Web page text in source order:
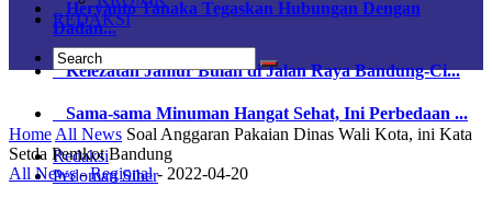
Heryanto Tanaka Tegaskan Hubungan Dengan
Dadan...
Kelezatan Jamur Bulan di Jalan Raya Bandung-Ci...
Sama-sama Minuman Hangat Sehat, Ini Perbedaan ...
Redaksi
Pedoman Siber
REDAKSI
Home All News Soal Anggaran Pakaian Dinas Wali Kota, ini Kata
Setda Pemkot Bandung
All News-Regional- 2022-04-20